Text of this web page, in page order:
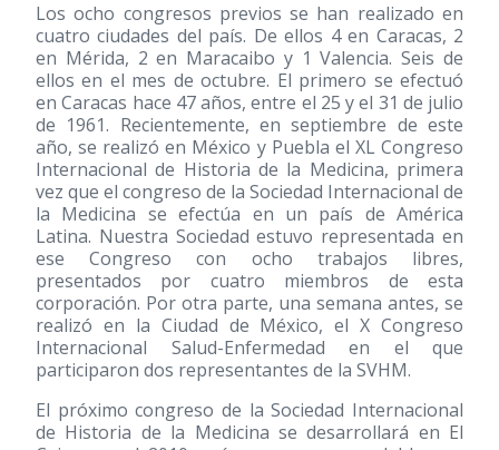
Los ocho congresos previos se han realizado en
cuatro ciudades del país. De ellos 4 en Caracas, 2
en Mérida, 2 en Maracaibo y 1 Valencia. Seis de
ellos en el mes de octubre. El primero se efectuó
en Caracas hace 47 años, entre el 25 y el 31 de julio
de 1961. Recientemente, en septiembre de este
año, se realizó en México y Puebla el XL Congreso
Internacional de Historia de la Medicina, primera
vez que el congreso de la Sociedad Internacional de
la Medicina se efectúa en un país de América
Latina. Nuestra Sociedad estuvo representada en
ese Congreso con ocho trabajos libres,
presentados por cuatro miembros de esta
corporación. Por otra parte, una semana antes, se
realizó en la Ciudad de México, el X Congreso
Internacional Salud-Enfermedad en el que
participaron dos representantes de la SVHM.
El próximo congreso de la Sociedad Internacional
de Historia de la Medicina se desarrollará en El